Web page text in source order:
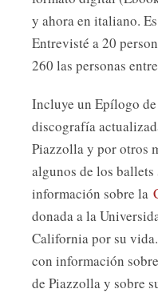
y ahora en italiano.
Entrevisté a 20
260 las personas
Incluye un Epílogo
discografía
Piazzolla y por otros
algunos de los
información sobre la
donada a la
California por su
con información
de Piazzolla y sobre